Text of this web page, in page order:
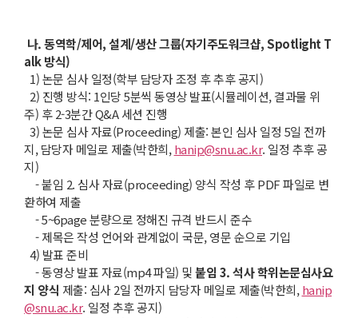
나. 동역학/제어, 설계/생산 그룹(자기주도워크샵, Spotlight T
alk 방식)
1) 논문 심사 일정(학부 담당자 조정 후 추후 공지)
2) 진행 방식: 1인당 5분씩 동영상 발표(시뮬레이션, 결과물 위
주) 후 2-3분간 Q&A 세션 진행
3) 논문 심사 자료(Proceeding) 제출: 본인 심사 일정 5일 전까
지, 담당자 메일로 제출(박한희,hanip@snu.ac.kr. 일정 추후 공
지)
- 붙임 2. 심사 자료(proceeding) 양식 작성 후 PDF 파일로 변
환하여 제출
- 5~6page 분량으로 정해진 규격 반드시 준수
- 제목은 작성 언어와 관계없이 국문, 영문 순으로 기입
4) 발표 준비
- 동영상 발표 자료(mp4 파일) 및붙임 3.석사 학위논문심사요
지 양식 제출: 심사 2일 전까지 담당자 메일로 제출(박한희,hanip
@snu.ac.kr. 일정 추후 공지)